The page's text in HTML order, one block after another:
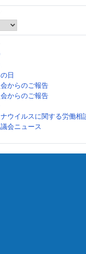
日
からのご報告
からのご報告
ウイルスに関する労働相
会ニュース